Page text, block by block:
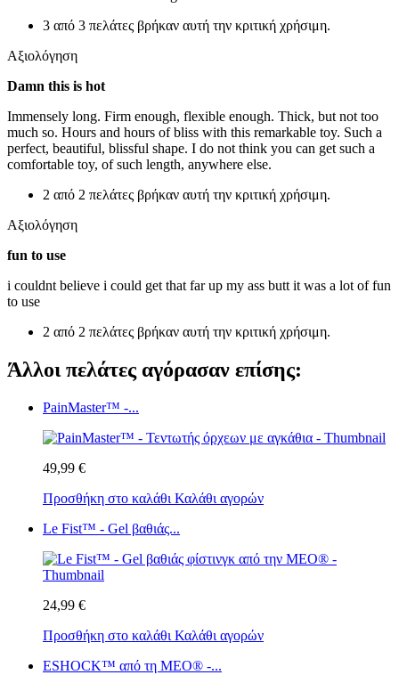
3 από 3 πελάτες βρήκαν αυτή την κριτική χρήσιμη.
Αξιολόγηση
Damn this is hot
Immensely long. Firm enough, flexible enough. Thick, but not too
much so. Hours and hours of bliss with this remarkable toy. Such a
perfect, beautiful, blissful shape. I do not think you can get such a
comfortable toy, of such length, anywhere else.
2 από 2 πελάτες βρήκαν αυτή την κριτική χρήσιμη.
Αξιολόγηση
fun to use
i couldnt believe i could get that far up my ass butt it was a lot of fun
to use
2 από 2 πελάτες βρήκαν αυτή την κριτική χρήσιμη.
Άλλοι πελάτες αγόρασαν επίσης:
PainMaster™ -...
49,99 €
Προσθήκη στο καλάθι Καλάθι αγορών
Le Fist™ - Gel βαθιάς...
24,99 €
Προσθήκη στο καλάθι Καλάθι αγορών
ESHOCK™ από τη MEO® -...